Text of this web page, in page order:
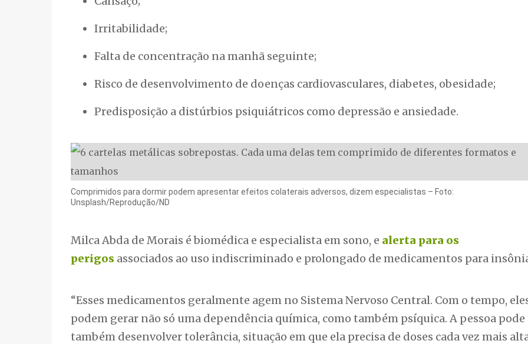
Irritabilidade;
Falta de concentração na manhã seguinte;
Risco de desenvolvimento de doenças cardiovasculares, diabetes, obesidade;
Predisposição a distúrbios psiquiátricos como depressão e ansiedade.
Comprimidos para dormir podem apresentar efeitos colaterais adversos, dizem especialistas – Foto:
Unsplash/Reprodução/ND
Milca Abda de Morais é biomédica e especialista em sono, e alerta para os
perigosassociados ao uso indiscriminado e prolongado de medicamentos para
“Esses medicamentos geralmente agem no Sistema Nervoso Central. Com o tempo,
podem gerar não só uma dependência química, como também psíquica. A pessoa pode
também desenvolver tolerância, situação em que ela precisa de doses cada vez mais